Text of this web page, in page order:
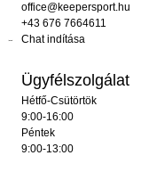
office@keepersport.hu
+43 676 7664611
Chat indítása
Ügyfélszolgálat
Hétfő-Csütörtök
9:00-16:00
Péntek
9:00-13:00